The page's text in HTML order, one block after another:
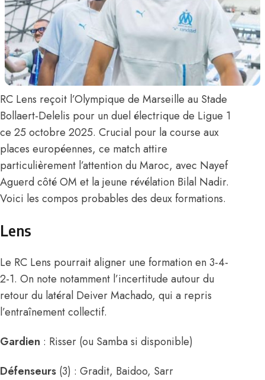
RC Lens reçoit l’Olympique de Marseille au Stade
Bollaert-Delelis pour un duel électrique de Ligue 1
ce 25 octobre 2025. Crucial pour la course aux
places européennes, ce match attire
particulièrement l’attention du Maroc, avec Nayef
Aguerd côté OM et la jeune révélation Bilal Nadir.
Voici les compos probables des deux formations.
Lens
Le RC Lens pourrait aligner une formation en 3-4-
2-1. On note notamment l’incertitude autour du
retour du latéral Deiver Machado, qui a repris
l’entraînement collectif.
Gardien : Risser (ou Samba si disponible)
Défenseurs (3) : Gradit, Baidoo, Sarr